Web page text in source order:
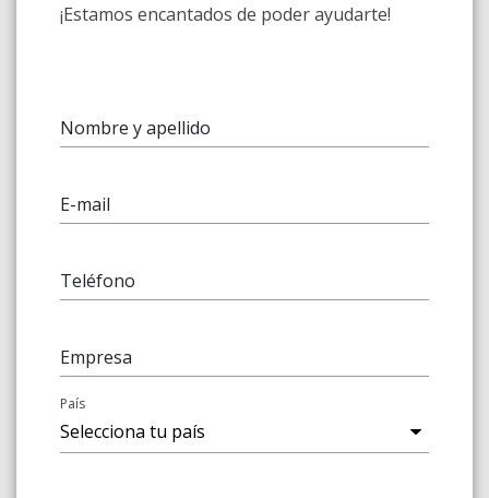
¡Estamos encantados de poder ayudarte!
Nombre y apellido
E-mail
Teléfono
Empresa
País